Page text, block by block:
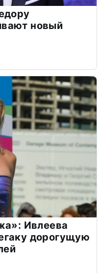
новый
Ивлеева
дорогущую